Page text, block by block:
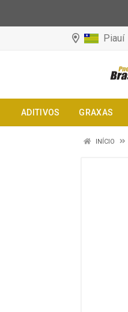
Piauí
ADITIVOS GRAXAS
INÍCIO